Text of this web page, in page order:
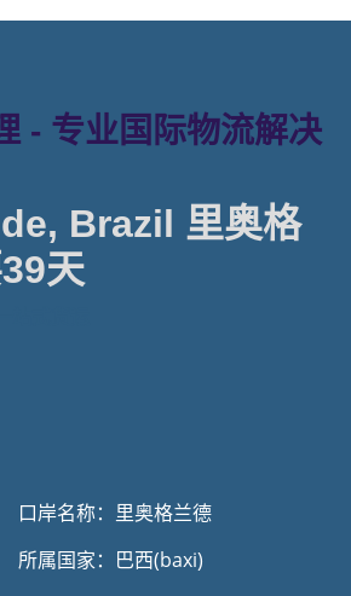
- 专业国际物流解决
Brazil 里奥格
天
口岸名称：里奥格兰德
所属国家：巴西(baxi)